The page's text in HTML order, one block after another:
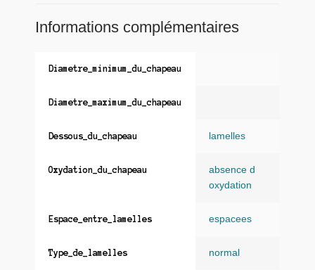
Informations complémentaires
Diametre_minimum_du_chapeau
Diametre_maximum_du_chapeau
Dessous_du_chapeau lamelles
Oxydation_du_chapeau
absence d
oxydation
Espace_entre_lamelles espacees
Type_de_lamelles normal